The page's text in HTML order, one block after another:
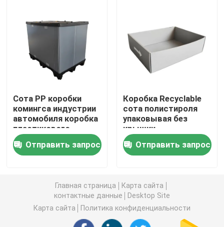
Доска Коропласт
Рифленый лист PP
Повторно использованные рифленые пластиковые
Лист Корфлейт
Рифленая пластиковая крышка
Рифленые коробки пластиковой упаковки
PP гофрировали коробку
Сота PP коробки
комингса индустрии
автомобиля коробка
пластикового
рифленая
Отправить запрос
Коробка Recyclable
сота полистироля
упаковывая без
крышки
Отправить запрос
Главная страница
Карта сайта
контактные данные
Desktop Site
Карта сайта
Политика конфиденциальности